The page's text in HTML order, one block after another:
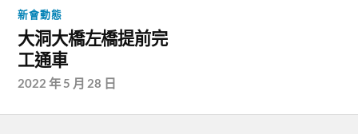
新會動態
大洞大橋左橋提前完
工通車
2022 年 5 月 28 日